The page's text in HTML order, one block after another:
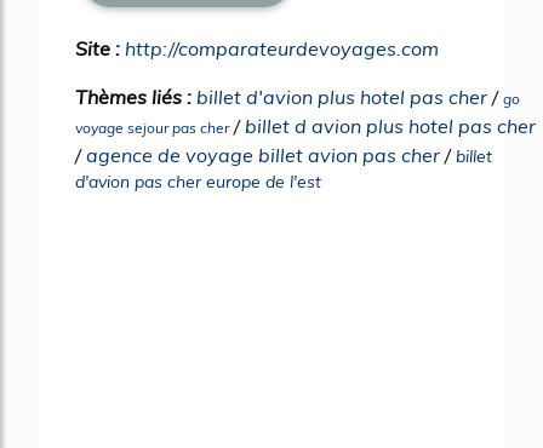
Site : http://comparateurdevoyages.com
Thèmes liés : billet d'avion plus hotel pas cher / go
voyage sejour pas cher/ billet d avion plus hotel pas cher
/agence de voyage billet avion pas cher /billet
d'avion pas cher europe de l'est